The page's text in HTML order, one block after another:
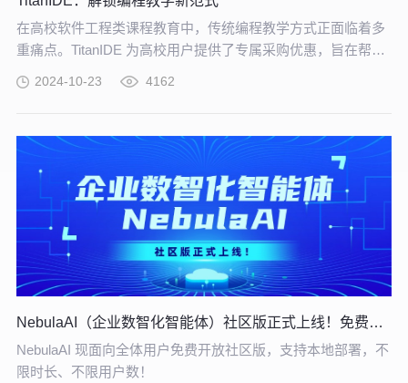
在高校软件工程类课程教育中，传统编程教学方式正面临着多
重痛点。TitanIDE 为高校用户提供了专属采购优惠，旨在帮助
2024-10-23 4162
NebulaAI（企业数智化智能体）社区版正式上线！免费下载！
NebulaAI 现面向全体用户免费开放社区版，支持本地部署，不
限时长、不限用户数！